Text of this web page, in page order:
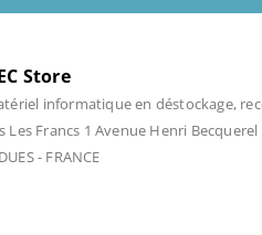
Store
informatique en déstockage,
Les Francs 1 Avenue Henri Becquerel
- FRANCE